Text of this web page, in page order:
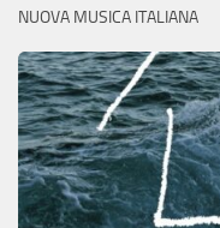
NUOVA MUSICA ITALIANA